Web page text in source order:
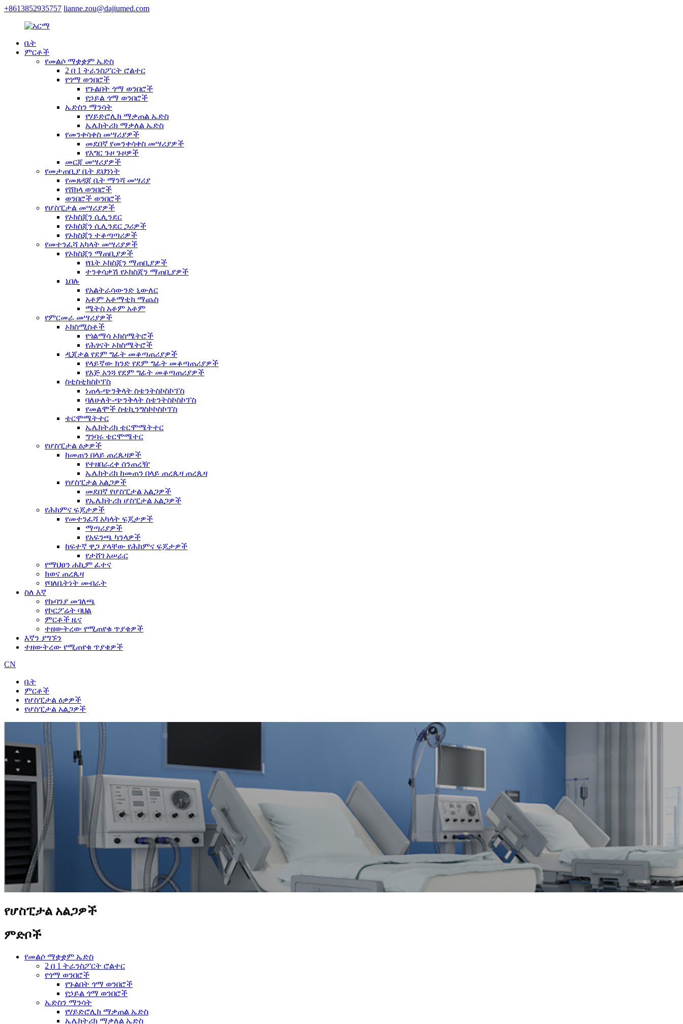
+8613852935757 lianne.zou@dajiumed.com
ቤት
ምርቶች
የመልሶ ማቋቋም ኤድስ
2 በ 1 ትራንስፖርት ሮልተር
የጎማ ወንበሮች
የጉልበት ጎማ ወንበሮች
የኃይል ጎማ ወንበሮች
ኤድስን ማንሳት
የሃይድሮሊክ ማቃጠል ኤድስ
ኤሌክትሪክ ማቃለል ኤድስ
የመንቀሳቀስ መሣሪያዎች
መደበኛ የመንቀሳቀስ መሣሪያዎች
የእግር ጉዞ ጉዞዎች
መርጃ መሣሪያዎች
የመታጠቢያ ቤት ደህንነት
የመጸዳጃ ቤት ማንሻ መሣሪያ
የሸክላ ወንበሮች
ወንበሮች ወንበሮች
የሆስፒታል መሣሪያዎች
የኦክስጂን ሲሊንደር
የኦክስጂን ሲሊንደር ጋሪዎች
የኦክስጂን ተቆጣጣሪዎች
የመተንፈሻ አካላት መሣሪያዎች
የኦክስጂን ማጠቢያዎች
የቤት ኦክስጂን ማጠቢያዎች
ተንቀሳቃሽ የኦክስጂን ማጠቢያዎች
ኒበሉ
የአልትራሳውንድ ኒውለር
አቶም አቶማቲክ ማጨስ
ሜትስ አቶም አቶም
የምርመራ መሣሪያዎች
ኦክስሚስቶች
የጎልማሳ ኦክስሜትሮች
የሕፃናት ኦክስሜትሮች
ዲጂታል የደም ግፊት መቆጣጠሪያዎች
የላይኛው ክንድ የደም ግፊት መቆጣጠሪያዎች
የእጅ አንጓ የደም ግፊት መቆጣጠሪያዎች
ስቲስቲክስኮፕስ
ነጠላ-ጭንቅላት ስቴንትስኮስኮፕስ
ባለሁለት-ጭንቅላት ስቴንትስኮስኮፕስ
የመልሞች ስቴኪንግስኮኮስኮፕስ
ቴርሞሜትተር
ኤሌክትሪክ ቴርሞሜትተር
ግንባሩ ቴርሞሜተር
የሆስፒታል ዕቃዎች
ከመጠን በላይ ጠረጴዛዎች
የተዘበራረቀ ሰንጠረዥ
ኤሌክትሪክ ከመጠን በላይ ጠረጴዛ ጠረጴዛ
የሆስፒታል አልጋዎች
መደበኛ የሆስፒታል አልጋዎች
የኤሌክትሪክ ሆስፒታል አልጋዎች
የሕክምና ፍጆታዎች
የመተንፈሻ አካላት ፍጆታዎች
ማጣሪያዎች
የአፍንጫ ካንላዎች
ከፍተኛ ዋጋ ያላቸው የሕክምና ፍጆታዎች
የታሸገ አሠራር
የማህፀን ሐኪም ፈተና
ክወና ጠረጴዛ
የባለቤትነት መብራት
ስለ እኛ
የኩባንያ መገለጫ
የኮርፖሬት ባህል
ምርቶች ዜና
ተዘውትረው የሚጠየቁ ጥያቄዎች
እኛን ያግኙን
ተዘውትረው የሚጠየቁ ጥያቄዎች
CN
ቤት
ምርቶች
የሆስፒታል ዕቃዎች
የሆስፒታል አልጋዎች
የሆስፒታል አልጋዎች
ምድቦች
የመልሶ ማቋቋም ኤድስ
2 በ 1 ትራንስፖርት ሮልተር
የጎማ ወንበሮች
የጉልበት ጎማ ወንበሮች
የኃይል ጎማ ወንበሮች
ኤድስን ማንሳት
የሃይድሮሊክ ማቃጠል ኤድስ
ኤሌክትሪክ ማቃለል ኤድስ